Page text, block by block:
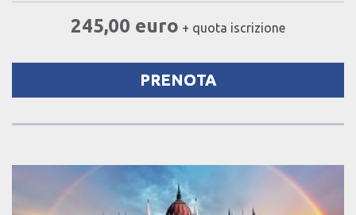
245,00 euro + quota iscrizione
PRENOTA